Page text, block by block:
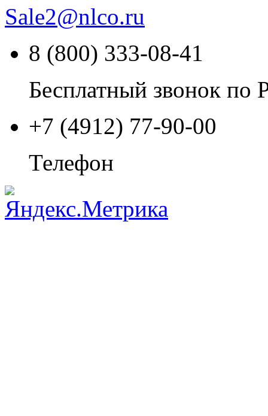
Sale2@nlco.ru
8 (800) 333-08-41
Бесплатный звонок по
+7 (4912) 77-90-00
Телефон